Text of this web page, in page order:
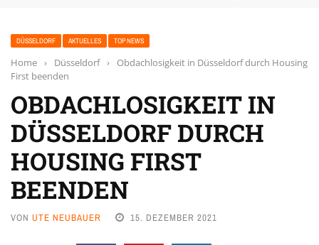
DÜSSELDORF AKTUELLES TOP NEWS
Home › Düsseldorf ›
Obdachlosigkeit in Düsseldorf durch Housing
First beenden
OBDACHLOSIGKEIT IN
DÜSSELDORF DURCH
HOUSING FIRST
BEENDEN
VON UTE NEUBAUER 15. DEZEMBER 2021